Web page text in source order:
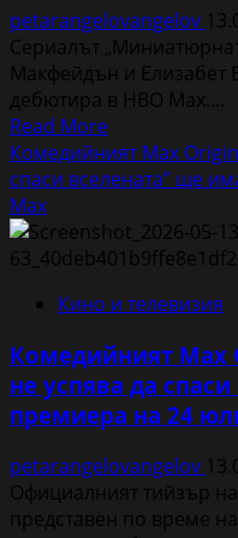
petarangelovangelov
Сериалът
Макфейдън и Елизабет
дебютира в HBO Max....
Read MoreRead
more
about
съпруга“
стрийминг
HBO
Max
Комедийният Max
спаси вселената” ще
Max
Кино и телевизия
Комедийният Max
не успява да
премиера на 24
petarangelovangelov
Официалният тийзър
представен по време